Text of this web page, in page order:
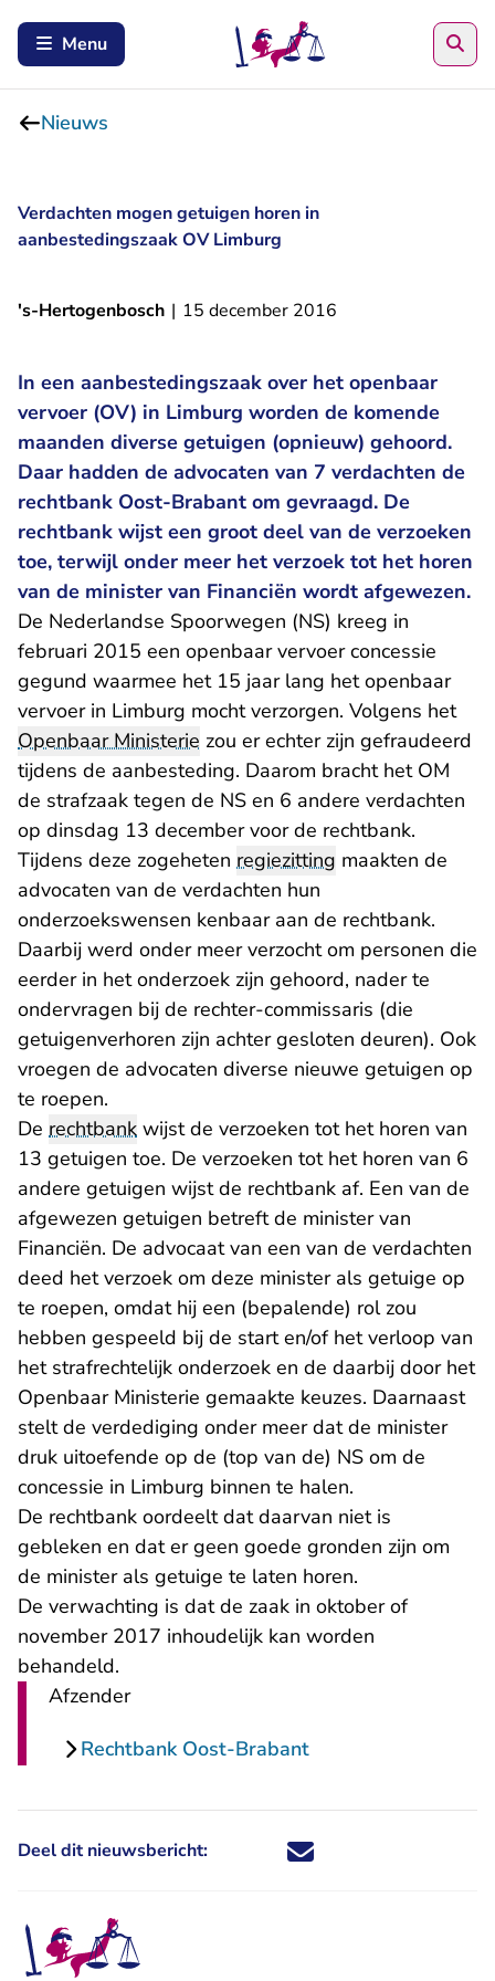
Menu
Nieuws
Verdachten mogen getuigen horen in
aanbestedingszaak OV Limburg
's-Hertogenbosch | 15 december 2016
In een aanbestedingszaak over het openbaar
vervoer (OV) in Limburg worden de komende
maanden diverse getuigen (opnieuw) gehoord.
Daar hadden de advocaten van 7 verdachten de
rechtbank Oost-Brabant om gevraagd. De
rechtbank wijst een groot deel van de verzoeken
toe, terwijl onder meer het verzoek tot het horen
van de minister van Financiën wordt afgewezen.
De Nederlandse Spoorwegen (NS) kreeg in
februari 2015 een openbaar vervoer concessie
gegund waarmee het 15 jaar lang het openbaar
vervoer in Limburg mocht verzorgen. Volgens het
Openbaar Ministerie zou er echter zijn gefraudeerd
tijdens de aanbesteding. Daarom bracht het OM
de strafzaak tegen de NS en 6 andere verdachten
op dinsdag 13 december voor de rechtbank.
Tijdens deze zogeheten regiezitting maakten de
advocaten van de verdachten hun
onderzoekswensen kenbaar aan de rechtbank.
Daarbij werd onder meer verzocht om personen die
eerder in het onderzoek zijn gehoord, nader te
ondervragen bij de rechter-commissaris (die
getuigenverhoren zijn achter gesloten deuren). Ook
vroegen de advocaten diverse nieuwe getuigen op
te roepen.
De rechtbank wijst de verzoeken tot het horen van
13 getuigen toe. De verzoeken tot het horen van 6
andere getuigen wijst de rechtbank af. Een van de
afgewezen getuigen betreft de minister van
Financiën. De advocaat van een van de verdachten
deed het verzoek om deze minister als getuige op
te roepen, omdat hij een (bepalende) rol zou
hebben gespeeld bij de start en/of het verloop van
het strafrechtelijk onderzoek en de daarbij door het
Openbaar Ministerie gemaakte keuzes. Daarnaast
stelt de verdediging onder meer dat de minister
druk uitoefende op de (top van de) NS om de
concessie in Limburg binnen te halen.
De rechtbank oordeelt dat daarvan niet is
gebleken en dat er geen goede gronden zijn om
de minister als getuige te laten horen.
De verwachting is dat de zaak in oktober of
november 2017 inhoudelijk kan worden
behandeld.
Afzender
Rechtbank Oost-Brabant
Deel dit nieuwsbericht: Deel dit nieuwsbericht via X -
Deel dit nieuwsbericht via
Deel dit nieuwsbericht
Deel dit